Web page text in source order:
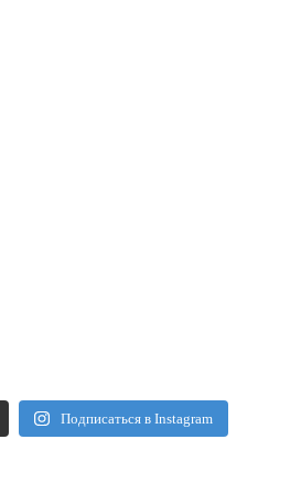
Подписаться в Instagram